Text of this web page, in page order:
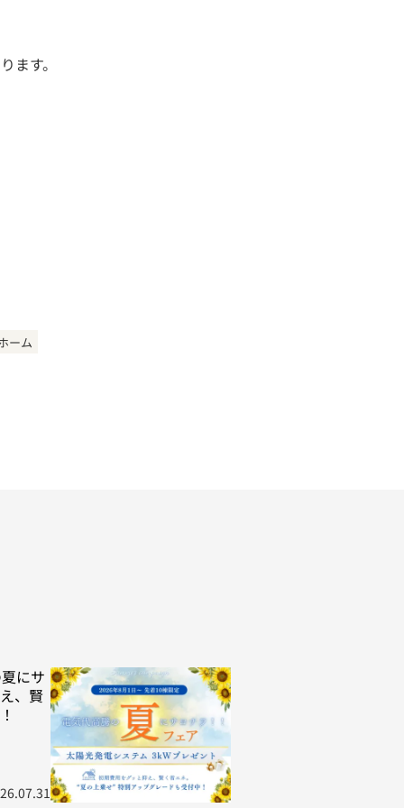
ます。
ーム
にサ
、賢